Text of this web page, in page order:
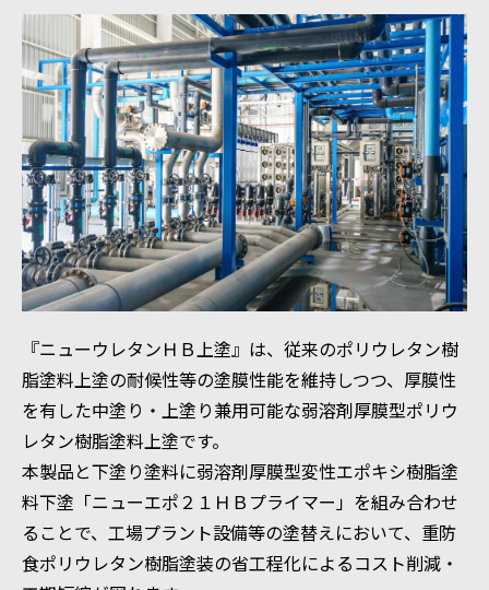
『ニューウレタンＨＢ上塗』は、従来のポリウレタン樹
脂塗料上塗の耐候性等の塗膜性能を維持しつつ、厚膜性
を有した中塗り・上塗り兼用可能な弱溶剤厚膜型ポリウ
レタン樹脂塗料上塗です。
本製品と下塗り塗料に弱溶剤厚膜型変性エポキシ樹脂塗
料下塗「ニューエポ２１ＨＢプライマー」を組み合わせ
ることで、工場プラント設備等の塗替えにおいて、重防
食ポリウレタン樹脂塗装の省工程化によるコスト削減・